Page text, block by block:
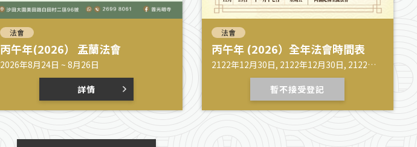
法會
丙午年(2026） 盂蘭法會
2026年8月24日 ~ 8月26日
詳情
法會
丙午年 (2026）全年法會時間表
2122年12月30日, 2122年12月30日, 2122年
暫不接受登記